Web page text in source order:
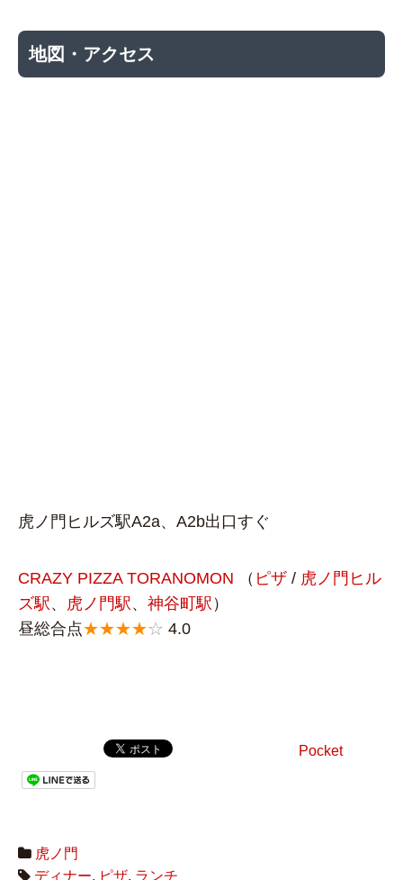
地図・アクセス
虎ノ門ヒルズ駅A2a、A2b出口すぐ
CRAZY PIZZA TORANOMON （ ピザ / 虎ノ門ヒル
ズ駅、 虎ノ門駅、 神谷町駅 ）
昼総合点★★★★☆ 4.0
Pocket
虎ノ門
ディナー, ピザ, ランチ